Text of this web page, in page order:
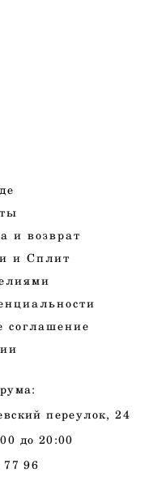
и возврат
и Сплит
соглашение
переулок, 24
до 20:00
77 96